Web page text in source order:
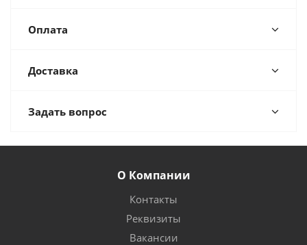
Оплата
Доставка
Задать вопрос
О Компании
Контакты
Реквизиты
Вакансии